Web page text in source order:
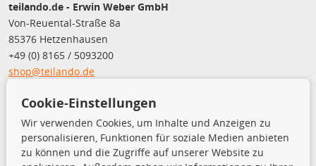
teilando.de - Erwin Weber GmbH
Von-Reuental-Straße 8a
85376 Hetzenhausen
+49 (0) 8165 / 5093200
shop@teilando.de
Top Produkte
Beleuchtung
Bremsbeläge
Bremsscheiben
Cookie-Einstellungen
Wir verwenden Cookies, um Inhalte und Anzeigen zu
personalisieren, Funktionen für soziale Medien anbieten
zu können und die Zugriffe auf unserer Website zu